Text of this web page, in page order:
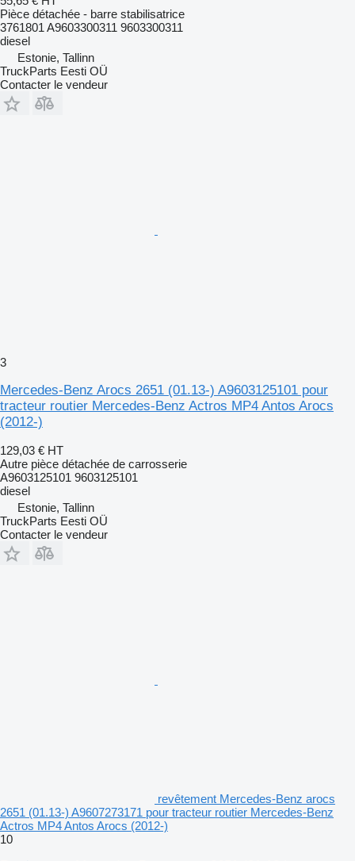
Pièce détachée - barre stabilisatrice
3761801 A9603300311 9603300311
diesel
Estonie, Tallinn
TruckParts Eesti OÜ
Contacter le vendeur
3
Mercedes-Benz Arocs 2651 (01.13-) A9603125101 pour
tracteur routier Mercedes-Benz Actros MP4 Antos Arocs
(2012-)
129,03 € HT
Autre pièce détachée de carrosserie
A9603125101 9603125101
diesel
Estonie, Tallinn
TruckParts Eesti OÜ
Contacter le vendeur
revêtement Mercedes-Benz arocs
2651 (01.13-) A9607273171 pour tracteur routier Mercedes-Benz
Actros MP4 Antos Arocs (2012-)
10